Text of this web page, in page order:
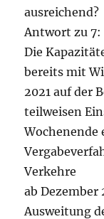
ausreichend?
Antwort zu 7:
Die
bereits mit
2021 auf der
teilweisen
Wochenende
Verkehre
ab Dezember
Ausweitung